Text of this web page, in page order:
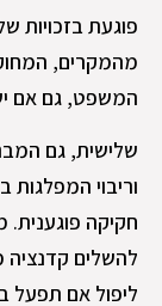
פוגעת בזכויות
מהמקרים,
המשפט, גם אם
שלישית, גם
וריבוי
חקיקה
להשלים
ליפול אם תפעל